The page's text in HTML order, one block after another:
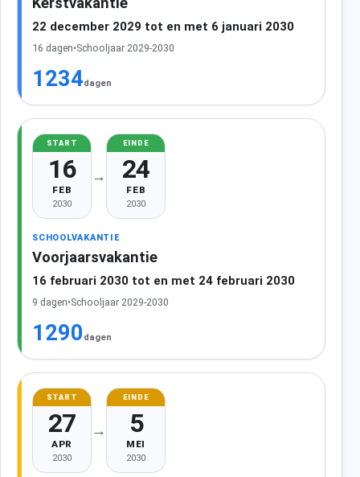
22 december 2029 tot en met 6 januari 2030
16 dagen•Schooljaar 2029-2030
1234dagen
START
16
FEB
2030
→
EINDE
24
FEB
2030
SCHOOLVAKANTIE
Voorjaarsvakantie
16 februari 2030 tot en met 24 februari 2030
9 dagen•Schooljaar 2029-2030
1290 dagen
START
27
APR
2030
→
EINDE
5
MEI
2030